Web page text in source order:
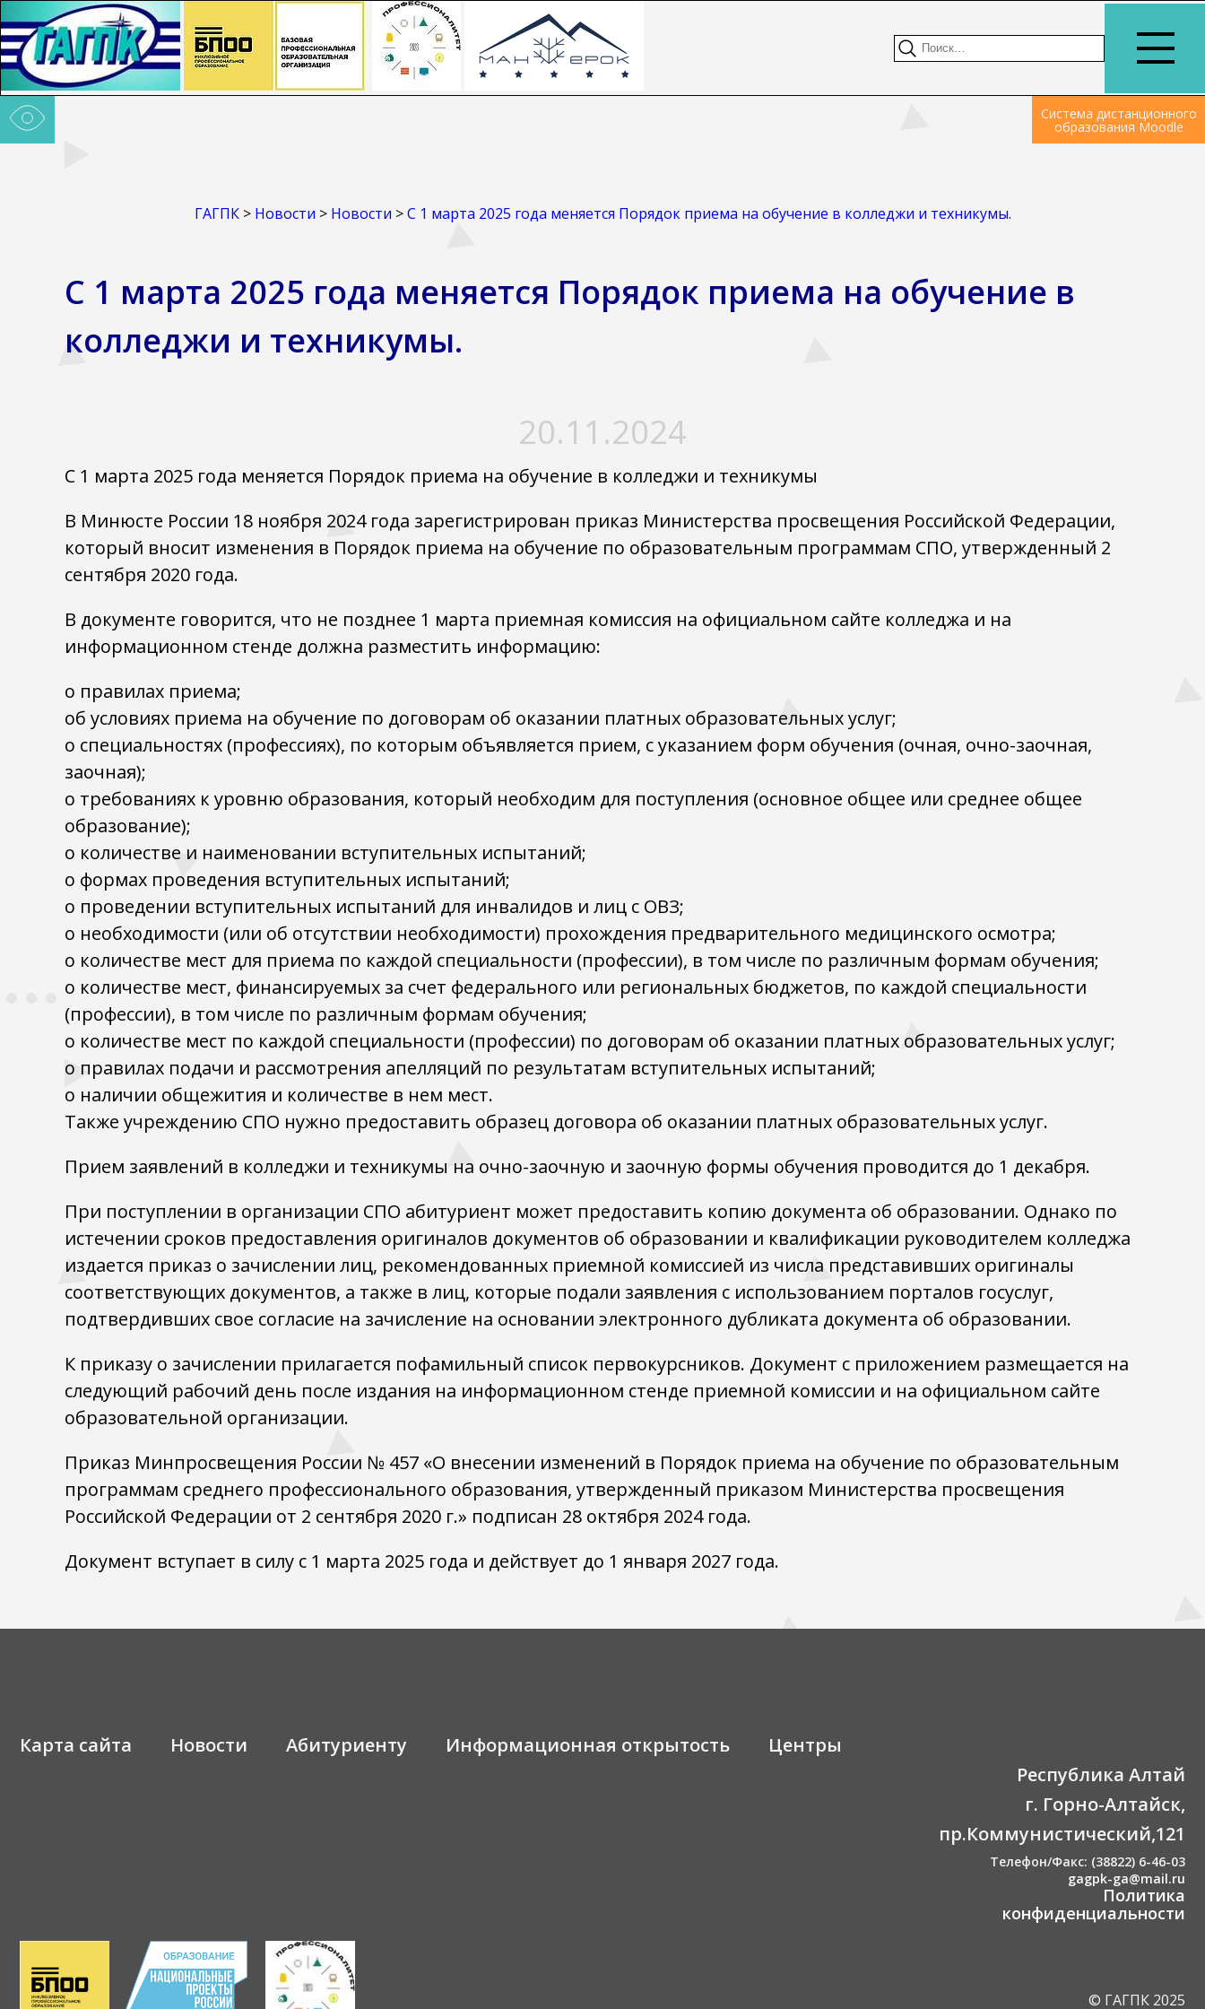
Система дистанционного
образования Moodle
ГАГПК> Новости > Новости >С 1 марта 2025 года меняется Порядок приема на обучение в колледжи и техникумы.
С 1 марта 2025 года меняется Порядок приема на обучение в
колледжи и техникумы.
20.11.2024
С 1 марта 2025 года меняется Порядок приема на обучение в колледжи и техникумы
В Минюсте России 18 ноября 2024 года зарегистрирован приказ Министерства просвещения Российской Федерации,
который вносит изменения в Порядок приема на обучение по образовательным программам СПО, утвержденный 2
сентября 2020 года.
В документе говорится, что не позднее 1 марта приемная комиссия на официальном сайте колледжа и на
информационном стенде должна разместить информацию:
о правилах приема;
об условиях приема на обучение по договорам об оказании платных образовательных услуг;
о специальностях (профессиях), по которым объявляется прием, с указанием форм обучения (очная, очно-заочная,
заочная);
о требованиях к уровню образования, который необходим для поступления (основное общее или среднее общее
образование);
о количестве и наименовании вступительных испытаний;
о формах проведения вступительных испытаний;
о проведении вступительных испытаний для инвалидов и лиц с ОВЗ;
о необходимости (или об отсутствии необходимости) прохождения предварительного медицинского осмотра;
о количестве мест для приема по каждой специальности (профессии), в том числе по различным формам обучения;
о количестве мест, финансируемых за счет федерального или региональных бюджетов, по каждой специальности
(профессии), в том числе по различным формам обучения;
о количестве мест по каждой специальности (профессии) по договорам об оказании платных образовательных услуг;
о правилах подачи и рассмотрения апелляций по результатам вступительных испытаний;
о наличии общежития и количестве в нем мест.
Также учреждению СПО нужно предоставить образец договора об оказании платных образовательных услуг.
Прием заявлений в колледжи и техникумы на очно-заочную и заочную формы обучения проводится до 1 декабря.
При поступлении в организации СПО абитуриент может предоставить копию документа об образовании. Однако по
истечении сроков предоставления оригиналов документов об образовании и квалификации руководителем колледжа
издается приказ о зачислении лиц, рекомендованных приемной комиссией из числа представивших оригиналы
соответствующих документов, а также в лиц, которые подали заявления с использованием порталов госуслуг,
подтвердивших свое согласие на зачисление на основании электронного дубликата документа об образовании.
К приказу о зачислении прилагается пофамильный список первокурсников. Документ с приложением размещается на
следующий рабочий день после издания на информационном стенде приемной комиссии и на официальном сайте
образовательной организации.
Приказ Минпросвещения России № 457 «О внесении изменений в Порядок приема на обучение по образовательным
программам среднего профессионального образования, утвержденный приказом Министерства просвещения
Российской Федерации от 2 сентября 2020 г.» подписан 28 октября 2024 года.
Документ вступает в силу с 1 марта 2025 года и действует до 1 января 2027 года.
Карта сайта Новости Абитуриенту Информационная открытость
Центры
Республика Алтай
г. Горно-Алтайск,
пр.Коммунистический,121
Телефон/Факс: (38822) 6-46-03
gagpk-ga@mail.ru
Политика
конфиденциальности
© ГАГПК 2025